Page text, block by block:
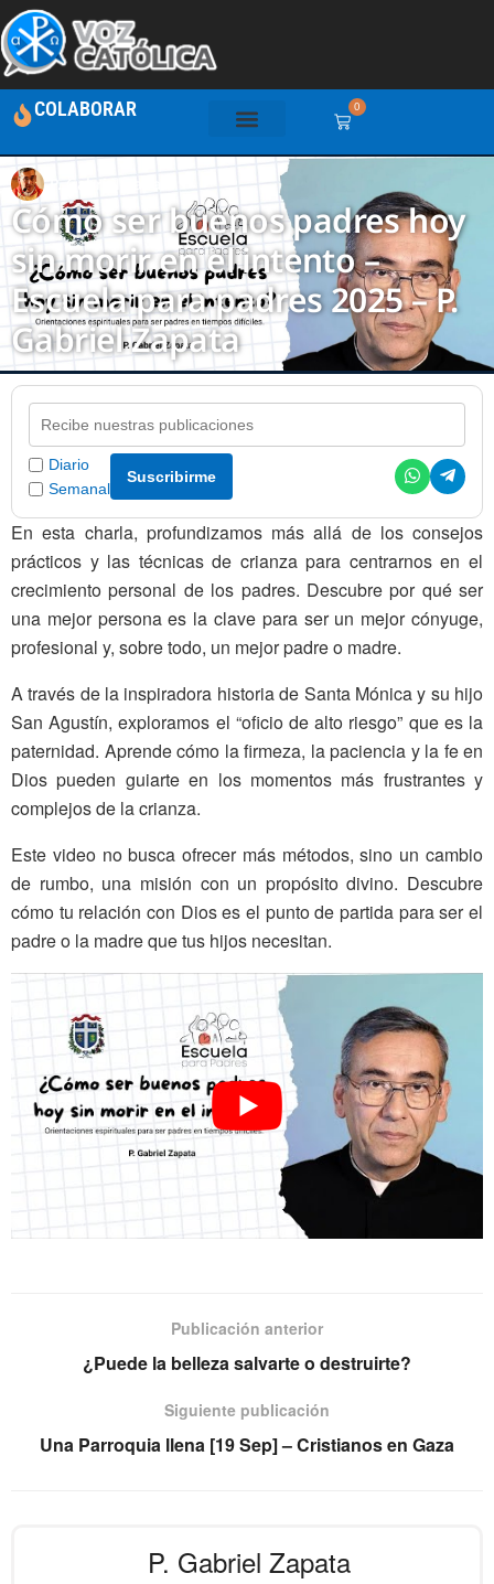
COLABORAR 0
Cómo ser buenos padres hoy
sin morir en el intento –
Escuela para padres 2025 – P.
Gabriel Zapata
Diario
Semanal
Suscribirme
En esta charla, profundizamos más allá de los consejos
prácticos y las técnicas de crianza para centrarnos en el
crecimiento personal de los padres. Descubre por qué ser
una mejor persona es la clave para ser un mejor cónyuge,
profesional y, sobre todo, un mejor padre o madre.
A través de la inspiradora historia de Santa Mónica y su hijo
San Agustín, exploramos el “oficio de alto riesgo” que es la
paternidad. Aprende cómo la firmeza, la paciencia y la fe en
Dios pueden guiarte en los momentos más frustrantes y
complejos de la crianza.
Este video no busca ofrecer más métodos, sino un cambio
de rumbo, una misión con un propósito divino. Descubre
cómo tu relación con Dios es el punto de partida para ser el
padre o la madre que tus hijos necesitan.
Publicación anterior
¿Puede la belleza salvarte o destruirte?
Siguiente publicación
Una Parroquia llena [19 Sep] – Cristianos en Gaza
P. Gabriel Zapata